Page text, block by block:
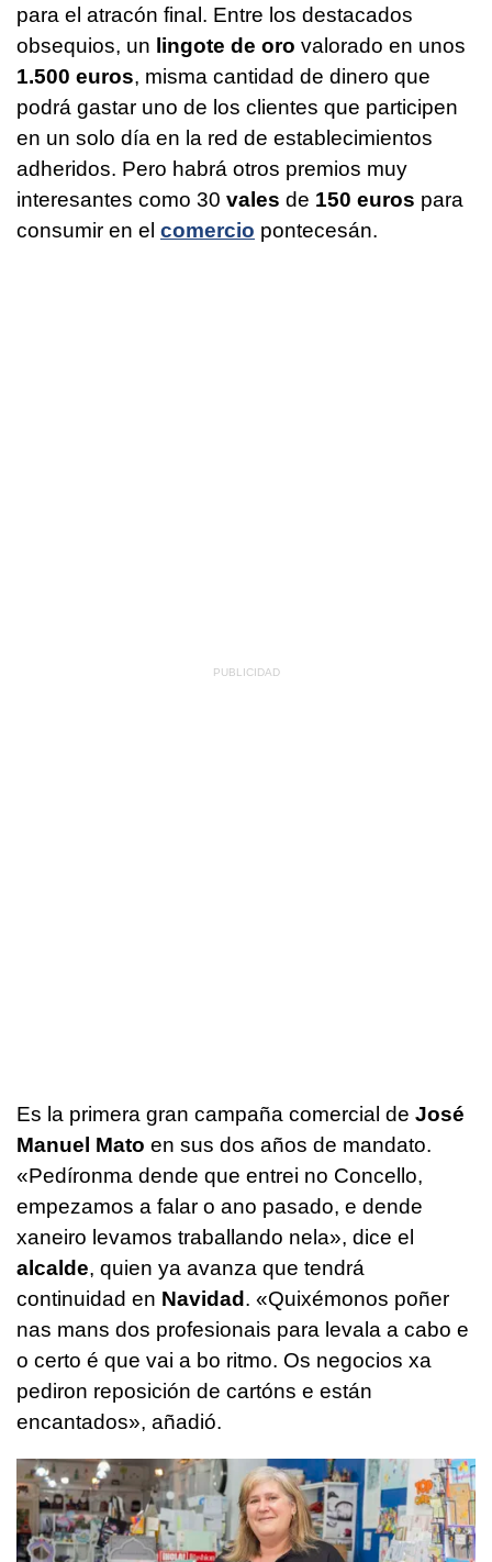
para el atracón final. Entre los destacados
obsequios, un lingote de oro valorado en unos
1.500 euros, misma cantidad de dinero que
podrá gastar uno de los clientes que participen
en un solo día en la red de establecimientos
adheridos. Pero habrá otros premios muy
interesantes como 30 vales de 150 euros para
consumir en el comercio pontecesán.
Es la primera gran campaña comercial de José
Manuel Mato en sus dos años de mandato.
«Pedíronma dende que entrei no Concello,
empezamos a falar o ano pasado, e dende
xaneiro levamos traballando nela», dice el
alcalde, quien ya avanza que tendrá
continuidad en Navidad. «Quixémonos poñer
nas mans dos profesionais para levala a cabo e
o certo é que vai a bo ritmo. Os negocios xa
pediron reposición de cartóns e están
encantados», añadió.